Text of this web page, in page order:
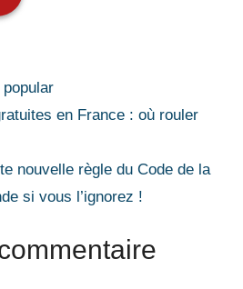
popular
en France : où rouler
nouvelle règle du Code de la
si vous l’ignorez !